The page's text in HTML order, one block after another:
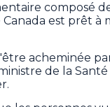
composé
est prêt
acheminée
de la